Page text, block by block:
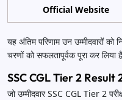
Official Website
यह अंतिम परिणाम उन उम्मीदवारों को
चरणों को सफलतापूर्वक पूरा कर लिया
SSC CGL Tier 2 Result
जो उम्मीदवार SSC CGL Tier 2